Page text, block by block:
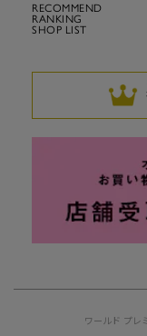
RECOMMEND
RANKING
SHOP LIST
ワールド プレ